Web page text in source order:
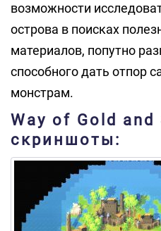
возможности
острова в поисках
материалов, попутно
способного дать отпор
монстрам.
Way of Gold and
скриншоты: